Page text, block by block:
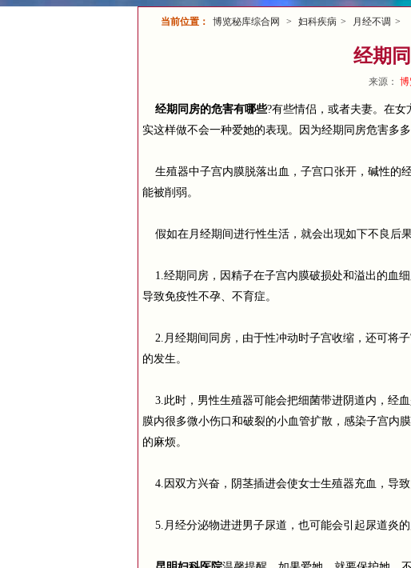
当前位置： 博览秘库综合网 > 妇科疾病 > 月经不调 >
经期
来源： 博
经期同房的危害有哪些?有些情侣，或者夫妻。在
实这样做不会一种爱她的表现。因为经期同房危害多多
生殖器中子宫内膜脱落出血，子宫口张开，碱性的
能被削弱。
假如在月经期间进行性生活，就会出现如下不良后果
1.经期同房，因精子在子宫内膜破损处和溢出的血
导致免疫性不孕、不育症。
2.月经期间同房，由于性冲动时子宫收缩，还可将
的发生。
3.此时，男性生殖器可能会把细菌带进阴道内，经
膜内很多微小伤口和破裂的小血管扩散，感染子宫内
的麻烦。
4.因双方兴奋，阴茎插进会使女士生殖器充血，导致
5.月经分泌物进进男子尿道，也可能会引起尿道炎的